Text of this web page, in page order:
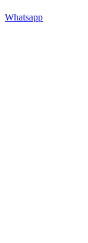
Whatsapp